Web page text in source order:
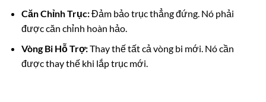
Căn Chỉnh Trục:Đảm bảo trục thẳng đứng. Nó phải
được căn chỉnh hoàn hảo.
Vòng Bi Hỗ Trợ:Thay thế tất cả vòng bi mới. Nó cần
được thay thế khi lắp trục mới.